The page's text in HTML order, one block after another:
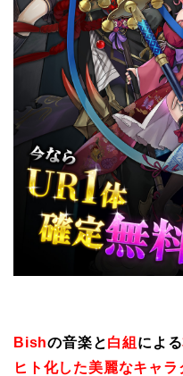
Bishの音楽と白組 による
ヒト化した美麗なキャラ